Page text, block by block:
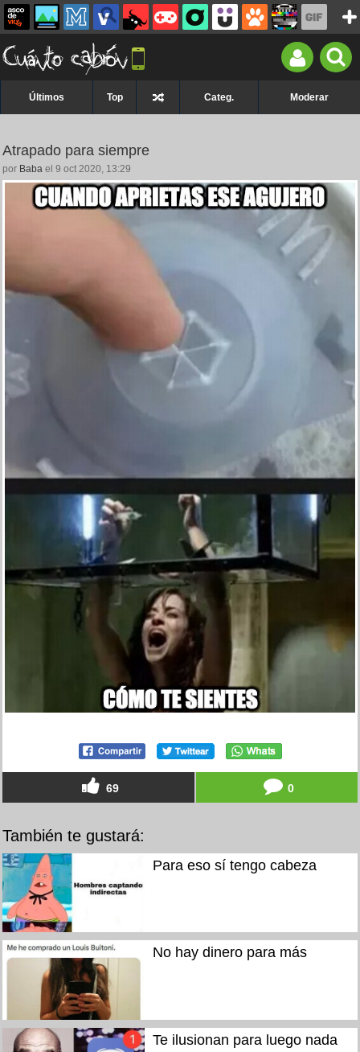
Últimos Top Categ. Moderar
Atrapado para siempre
por Baba el 9 oct 2020, 13:29
69 0
También te gustará:
Para eso sí tengo cabeza
No hay dinero para más
Te ilusionan para luego nada